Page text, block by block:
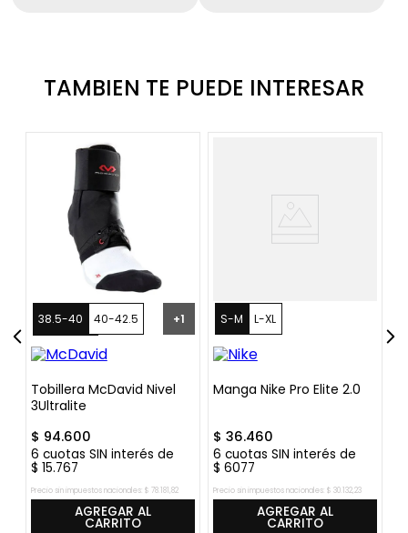
TAMBIEN TE PUEDE INTERESAR
38.5-40 40-42.5
42.5-44.5
44.5-47.5 48+
+1
Tobillera McDavid Nivel
3Ultralite
$ 94.600
6 cuotas SIN interés de
$ 15.767
Precio sin impuestos nacionales: $ 78.181,82
AGREGAR AL
CARRITO
L-XL
S-M
Manga Nike Pro Elite 2.0
$ 36.460
6 cuotas SIN interés de
$ 6077
Precio sin impuestos nacionales: $ 30.132,23
AGREGAR AL
CARRITO